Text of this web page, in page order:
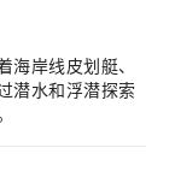
海岸线皮划艇、
潜水和浮潜探索